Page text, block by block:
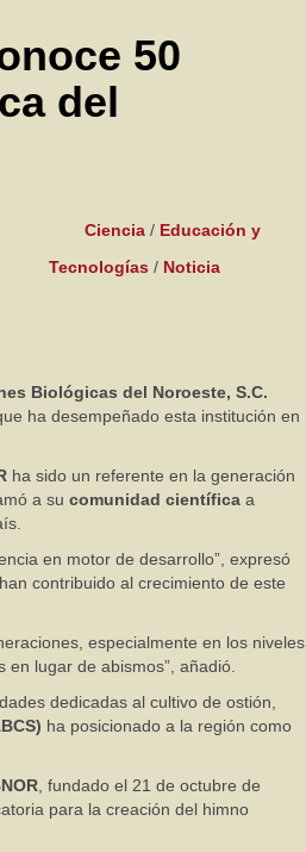
50
del
Ciencia/ Educación y
Tecnologías / Noticia
Biológicas del Noroeste, S.C.
ha desempeñado esta institución en
ha sido un referente en la generación
a su comunidad científica a
en motor de desarrollo”, expresó
han contribuido al crecimiento de este
especialmente en los niveles
lugar de abismos”, añadió.
dedicadas al cultivo de ostión,
ha posicionado a la región como
, fundado el 21 de octubre de
para la creación del himno